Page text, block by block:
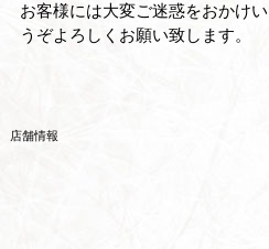
お客様には大変ご迷惑をおかけ
うぞよろしくお願い致します。
店舗情報